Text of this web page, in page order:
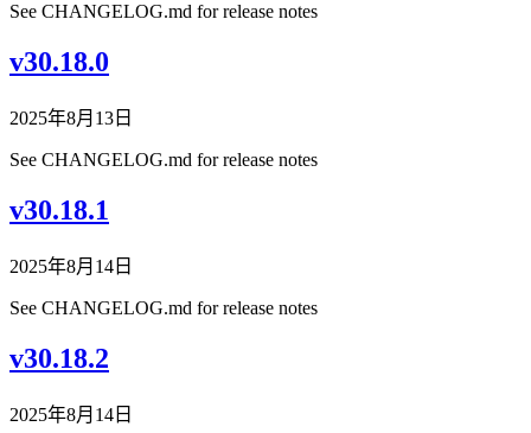
See CHANGELOG.md for release notes
v30.18.0
2025年8月13日
See CHANGELOG.md for release notes
v30.18.1
2025年8月14日
See CHANGELOG.md for release notes
v30.18.2
2025年8月14日